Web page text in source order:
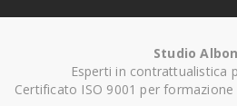
Studio
Esperti in contrattualistica
Certificato ISO 9001 per